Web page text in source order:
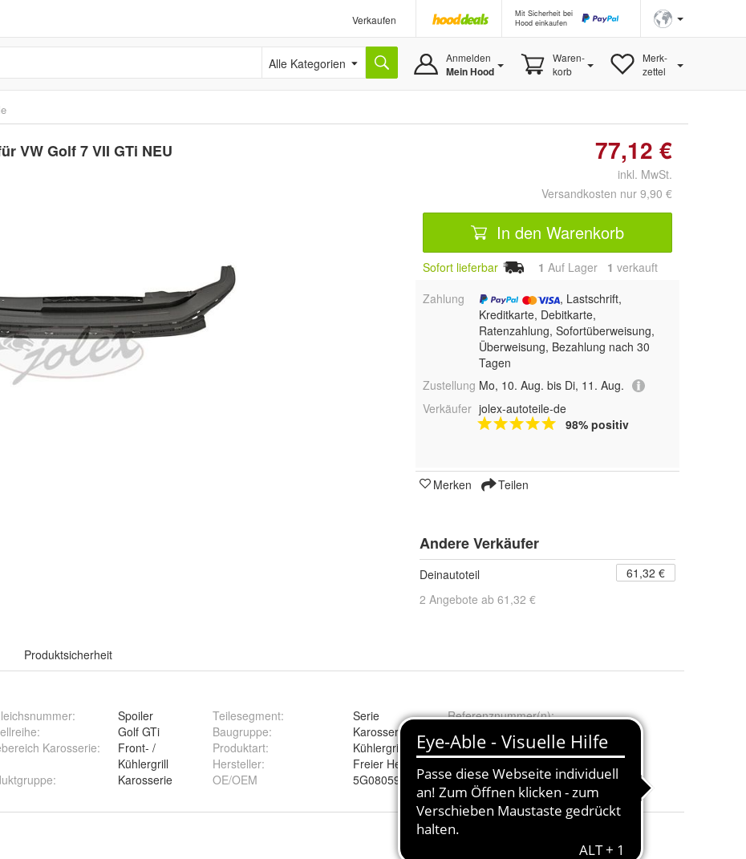
Verkaufen
Mit Sicherheit bei
Hood einkaufen
Alle Kategorien Anmelden
Mein Hood
Waren-
korb
Merk-
zettel
VW Golf 7 VII GTi NEU 77,12 €
inkl. MwSt.
Versandkosten nur 9,90 €
In den Warenkorb
Sofort lieferbar 1 Auf Lager 1 verkauft
Zahlung
, Lastschrift,
Kreditkarte, Debitkarte,
Ratenzahlung, Sofortüberweisung,
Überweisung, Bezahlung nach 30
Tagen
Zustellung Mo, 10. Aug. bis Di, 11. Aug.
Verkäufer jolex-autoteile-de
98% positiv
Merken Teilen
Andere Verkäufer
Deinautoteil
61,32 €
2 Angebote ab 61,32 €
Produktsicherheit
:
Spoiler
:
Golf GTi
Karosserie:
Front- /
Kühlergrill
: Karosserie
Teilesegment:
Serie
Baugruppe:
Karosserie
Produktart:
Kühlergrill
Hersteller:
Freier Hersteller
OE/OEM
Referenznummer(n):
5G0805915B
Fahrzeugmarke
VW
Weitere Artikelnummer:
85138230
Farbrichtung: Schwarz